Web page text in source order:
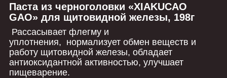
Паста из черноголовки «XIAKUCAO
GAO» для щитовидной железы, 198г
Рассасывает флегму и
уплотнения, нормализует обмен веществ и
работу щитовидной железы, обладает
антиоксидантной активностью, улучшает
пищеварение.